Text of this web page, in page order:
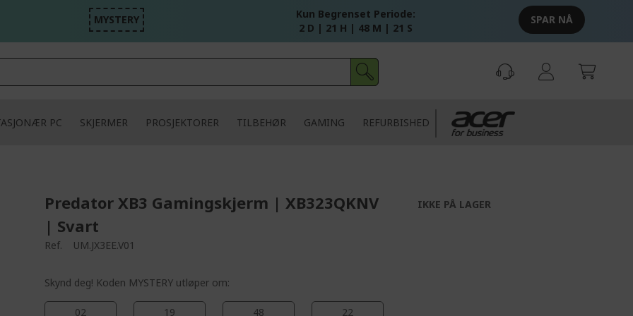
MYSTERY
Kun Begrenset Periode:
2 D | 21 H | 48 M | 20 S
SPAR NÅ
PC SKJERMER PROSJEKTORER TILBEHØR GAMING REFURBISHED
Predator XB3 Gamingskjerm | XB323QKNV
| Svart
Ref. UM.JX3EE.V01
Skynd deg! Koden MYSTERY utløper om:
02 19 48 21
IKKE PÅ LAGER